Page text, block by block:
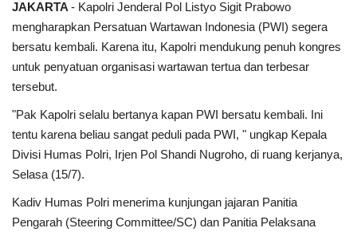
JAKARTA - Kapolri Jenderal Pol Listyo Sigit Prabowo
mengharapkan Persatuan Wartawan Indonesia (PWI) segera
bersatu kembali. Karena itu, Kapolri mendukung penuh kongres
untuk penyatuan organisasi wartawan tertua dan terbesar
tersebut.
"Pak Kapolri selalu bertanya kapan PWI bersatu kembali. Ini
tentu karena beliau sangat peduli pada PWI, " ungkap Kepala
Divisi Humas Polri, Irjen Pol Shandi Nugroho, di ruang kerjanya,
Selasa (15/7).
Kadiv Humas Polri menerima kunjungan jajaran Panitia
Pengarah (Steering Committee/SC) dan Panitia Pelaksana